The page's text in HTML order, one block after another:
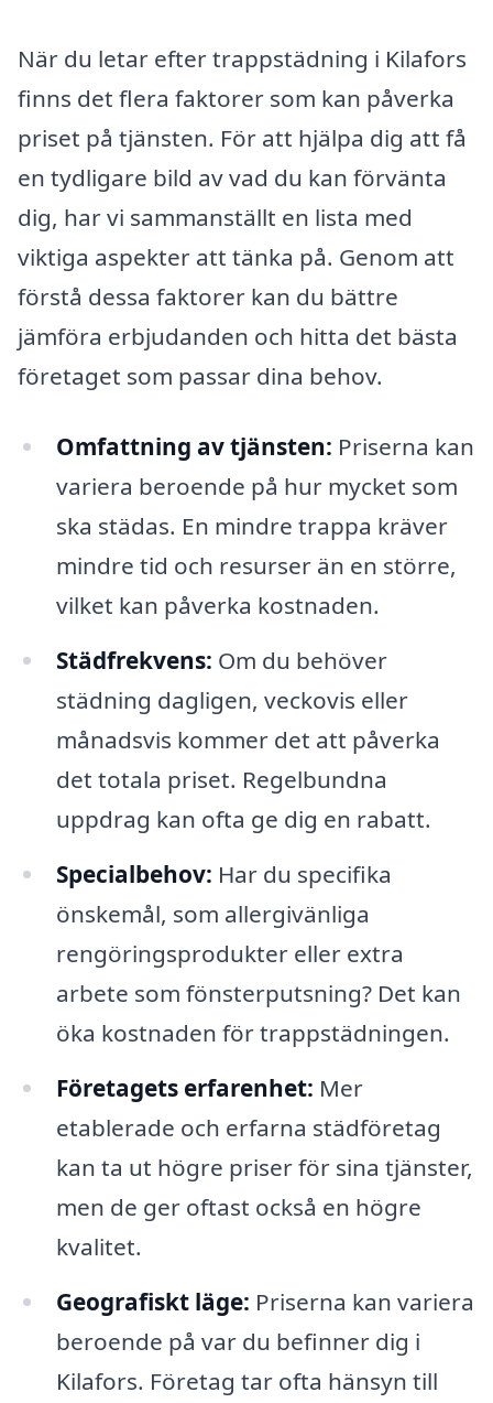
När du letar efter trappstädning i Kilafors
finns det flera faktorer som kan påverka
priset på tjänsten. För att hjälpa dig att få
en tydligare bild av vad du kan förvänta
dig, har vi sammanställt en lista med
viktiga aspekter att tänka på. Genom att
förstå dessa faktorer kan du bättre
jämföra erbjudanden och hitta det bästa
företaget som passar dina behov.
Omfattning av tjänsten: Priserna kan
variera beroende på hur mycket som
ska städas. En mindre trappa kräver
mindre tid och resurser än en större,
vilket kan påverka kostnaden.
Städfrekvens: Om du behöver
städning dagligen, veckovis eller
månadsvis kommer det att påverka
det totala priset. Regelbundna
uppdrag kan ofta ge dig en rabatt.
Specialbehov: Har du specifika
önskemål, som allergivänliga
rengöringsprodukter eller extra
arbete som fönsterputsning? Det kan
öka kostnaden för trappstädningen.
Företagets erfarenhet: Mer
etablerade och erfarna städföretag
kan ta ut högre priser för sina tjänster,
men de ger oftast också en högre
kvalitet.
Geografiskt läge: Priserna kan variera
beroende på var du befinner dig i
Kilafors. Företag tar ofta hänsyn till